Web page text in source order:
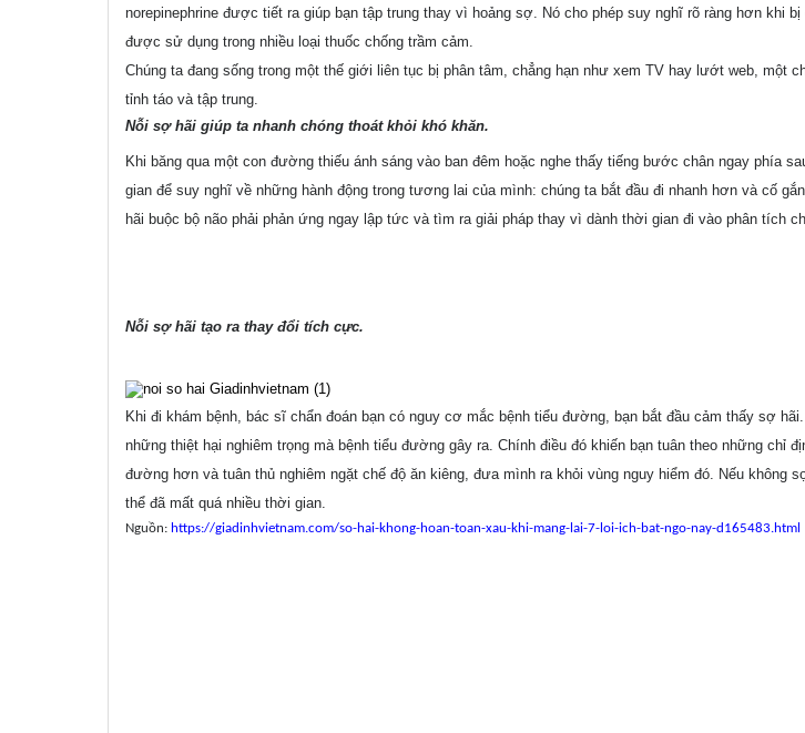
norepinephrine được tiết ra giúp bạn tập trung thay vì hoảng sợ. Nó cho phép suy nghĩ rõ ràng hơn khi
được sử dụng trong nhiều loại thuốc chống trầm cảm.
Chúng ta đang sống trong một thế giới liên tục bị phân tâm, chẳng hạn như xem TV hay lướt web, một
tỉnh táo và tập trung.
Nỗi sợ hãi giúp ta nhanh chóng thoát khỏi khó khăn.
Khi băng qua một con đường thiếu ánh sáng vào ban đêm hoặc nghe thấy tiếng bước chân ngay phía
gian để suy nghĩ về những hành động trong tương lai của mình: chúng ta bắt đầu đi nhanh hơn và cố
hãi buộc bộ não phải phản ứng ngay lập tức và tìm ra giải pháp thay vì dành thời gian đi vào phân tích
Nỗi sợ hãi tạo ra thay đổi tích cực.
Khi đi khám bệnh, bác sĩ chẩn đoán bạn có nguy cơ mắc bệnh tiểu đường, bạn bắt đầu cảm thấy sợ
những thiệt hại nghiêm trọng mà bệnh tiểu đường gây ra. Chính điều đó khiến bạn tuân theo những chỉ
đường hơn và tuân thủ nghiêm ngặt chế độ ăn kiêng, đưa mình ra khỏi vùng nguy hiểm đó. Nếu không
thể đã mất quá nhiều thời gian.
Nguồn: https://giadinhvietnam.com/so-hai-khong-hoan-toan-xau-khi-mang-lai-7-loi-ich-bat-ngo-nay-d165483.html